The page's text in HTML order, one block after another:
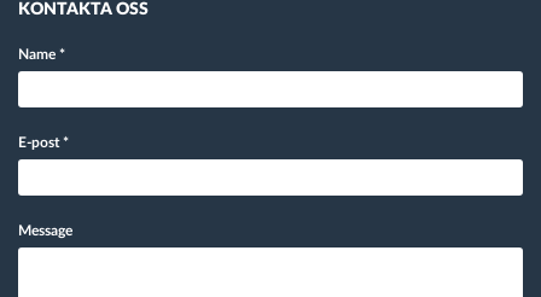
KONTAKTA OSS
Name *
E-post*
Message